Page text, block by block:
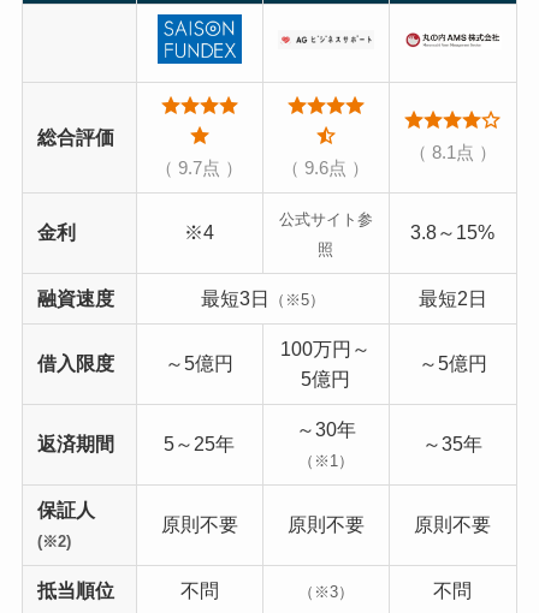
総合評価
（ 9.7点 ） （ 9.6点 ）
（ 8.1点 ）
金利 ※4
公式サイト参
照
3.8～15%
融資速度 最短3日 （※5） 最短2日
借入限度 ～5億円
100万円～
5億円
～5億円
返済期間 5～25年
～30年
（※1）
～35年
保証人
(※2)
原則不要 原則不要 原則不要
抵当順位 不問 （※3） 不問